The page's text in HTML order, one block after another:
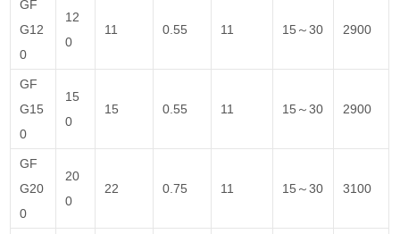
GF
G12
0
12
0
11 0.55 11 15～30 2900
GF
G15
0
15
0
15 0.55 11 15～30 2900
GF
G20
0
20
0
22 0.75 11 15～30 3100